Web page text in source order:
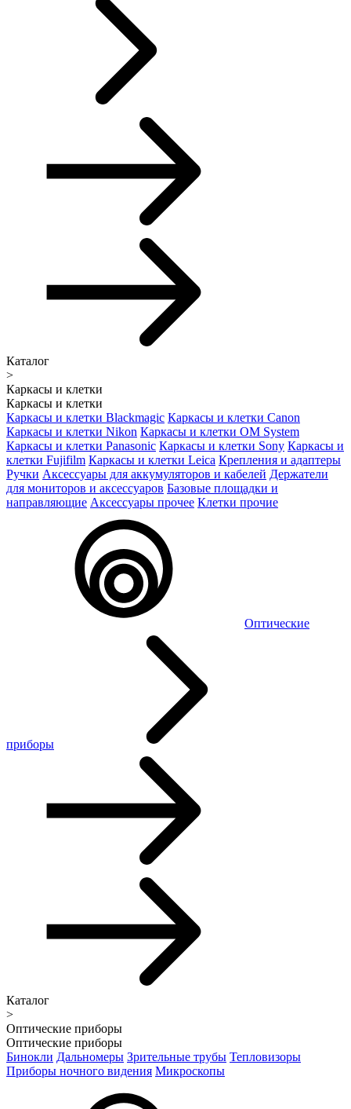
Каталог
>
Каркасы и клетки
Каркасы и клетки
Каркасы и клетки Blackmagic Каркасы и клетки Canon
Каркасы и клетки Nikon Каркасы и клетки OM System
Каркасы и клетки Panasonic Каркасы и клетки Sony Каркасы и
клетки Fujifilm Каркасы и клетки Leica Крепления и адаптеры
Ручки Аксессуары для аккумуляторов и кабелей Держатели
для мониторов и аксессуаров Базовые площадки и
направляющие Аксессуары прочее Клетки прочие
Оптические
приборы
Каталог
>
Оптические приборы
Оптические приборы
Бинокли Дальномеры Зрительные трубы Тепловизоры
Приборы ночного видения Микроскопы